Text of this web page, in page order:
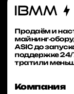
Продаём и
ASIC до
поддержке 24/
тратили
Компания